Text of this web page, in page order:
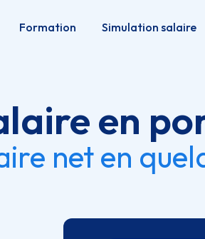
Formation Simulation salaire
en
net en